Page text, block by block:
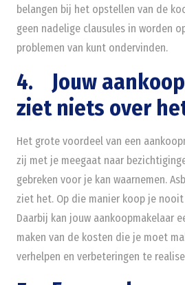
belangen bij het opstellen van de
geen nadelige clausules in worden
problemen van kunt ondervinden.
4. Jouw
ziet niets over
Het grote voordeel van een
zij met je meegaat naar
gebreken voor je kan waarnemen.
ziet het. Op die manier koop je nooit
Daarbij kan jouw aankoopmakelaar
maken van de kosten die je moet
verhelpen en verbeteringen te